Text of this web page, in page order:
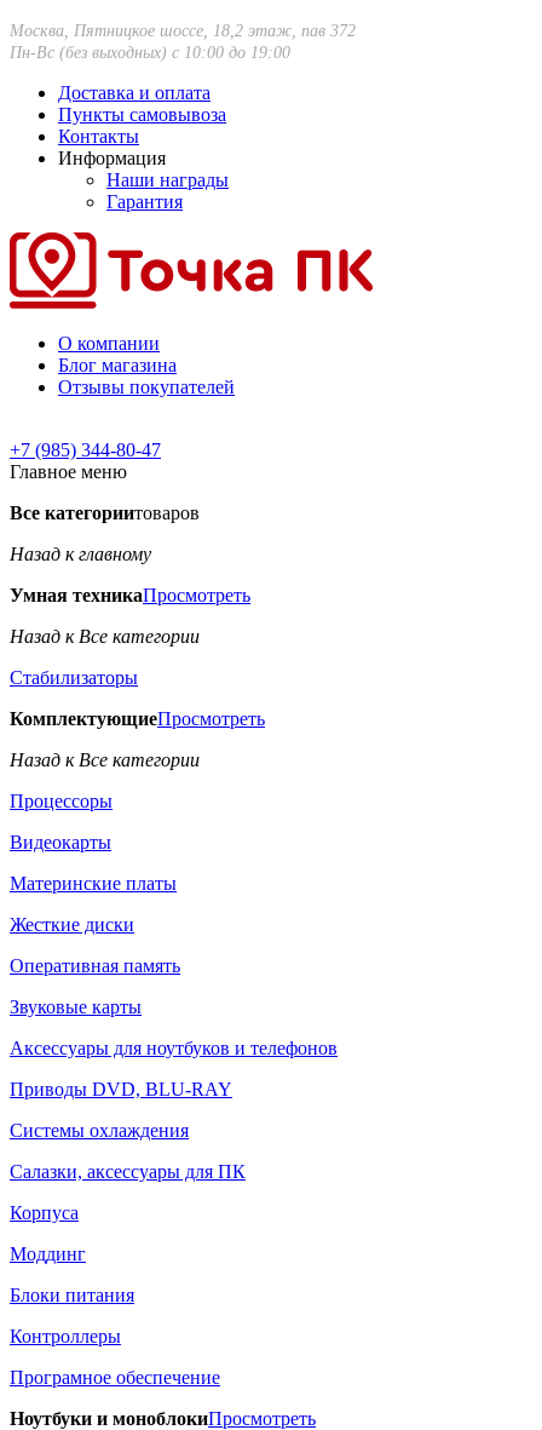
Москва, Пятницкое шоссе, 18,2 этаж, пав 372
Пн-Вс (без выходных) с 10:00 до 19:00
Доставка и оплата
Пункты самовывоза
Контакты
Информация
Наши награды
Гарантия
О компании
Блог магазина
Отзывы покупателей
+7 (985) 344-80-47
Главное меню
Все категориитоваров
Назад к главному
Умная техникаПросмотреть
Назад к Все категории
Стабилизаторы
КомплектующиеПросмотреть
Назад к Все категории
Процессоры
Видеокарты
Материнские платы
Жесткие диски
Оперативная память
Звуковые карты
Аксессуары для ноутбуков и телефонов
Приводы DVD, BLU-RAY
Системы охлаждения
Салазки, аксессуары для ПК
Корпуса
Моддинг
Блоки питания
Контроллеры
Програмное обеспечение
Ноутбуки и моноблокиПросмотреть